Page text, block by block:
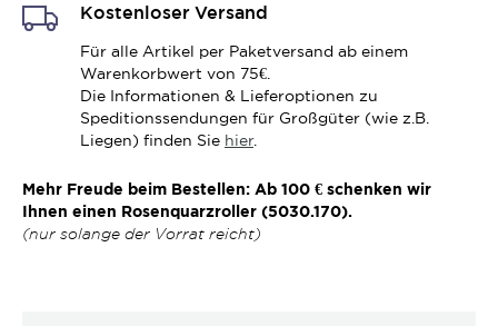
Kostenloser Versand
Für alle Artikel per Paketversand ab einem
Warenkorbwert von 75€.
Die Informationen & Lieferoptionen zu
Speditionssendungen für Großgüter (wie z.B.
Liegen) finden Sie hier.
Mehr Freude beim Bestellen: Ab 100 € schenken wir
Ihnen einen Rosenquarzroller (5030.170).
(nur solange der Vorrat reicht)